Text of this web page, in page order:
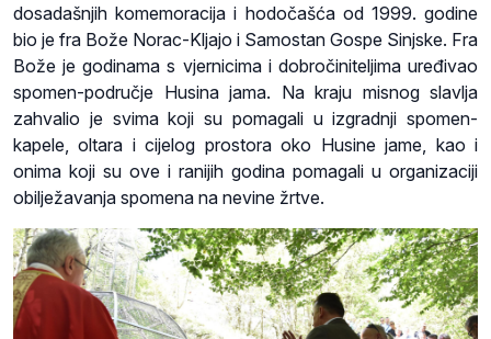
dosadašnjih komemoracija i hodočašća od 1999. godine
bio je fra Bože Norac-Kljajo i Samostan Gospe Sinjske. Fra
Bože je godinama s vjernicima i dobročiniteljima uređivao
spomen-područje Husina jama. Na kraju misnog slavlja
zahvalio je svima koji su pomagali u izgradnji spomen-
kapele, oltara i cijelog prostora oko Husine jame, kao i
onima koji su ove i ranijih godina pomagali u organizaciji
obilježavanja spomena na nevine žrtve.